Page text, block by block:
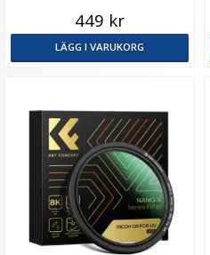
449 kr
LÄGG I VARUKORG